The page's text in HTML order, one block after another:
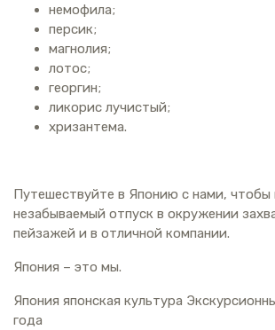
немофила;
персик;
магнолия;
лотос;
георгин;
ликорис лучистый;
хризантема.
Путешествуйте в Японию с нами, чтобы
незабываемый отпуск в окружении
пейзажей и в отличной компании.
Япония – это мы.
Япония японская культура
года